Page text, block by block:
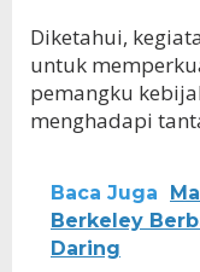
Diketahui,
untuk
pemangku
menghadapi
Baca Juga
Berkeley
Daring